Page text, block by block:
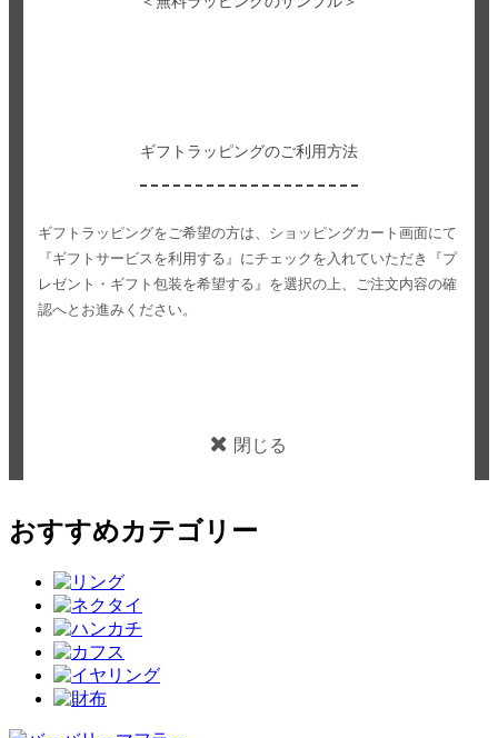
ギフトラッピングのご利用方法
ギフトラッピングをご希望の方は、ショッピングカート画面にて
『ギフトサービスを利用する』にチェックを入れていただき
『プ
レゼント・ギフト包装を希望する』を選択の上、ご注文内容の確
認へとお進みください。
閉じる
おすすめカテゴリー